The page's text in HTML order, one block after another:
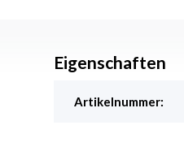
Eigenschaften
Artikelnummer: